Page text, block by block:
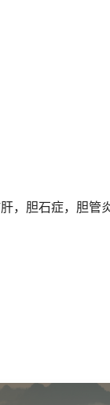
，胆石症，胆管